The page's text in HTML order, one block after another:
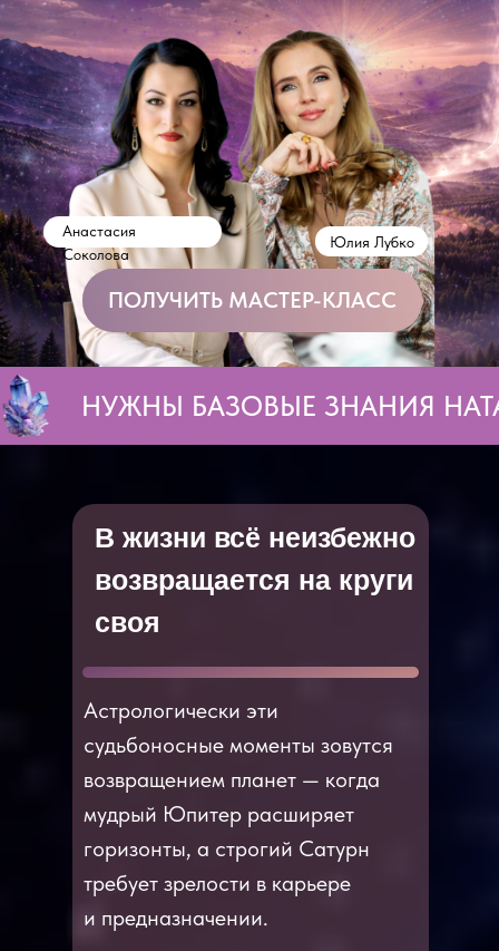
ПОЛУЧИТЬ МАСТЕР-КЛАСС
Анастасия
Соколова
Юлия Лубко
БАЗОВЫЕ ЗНАНИЯ
В жизни всё неизбежно
возвращается на круги
своя
Астрологически эти
судьбоносные моменты зовутся
возвращением планет — когда
мудрый Юпитер расширяет
горизонты, а строгий Сатурн
требует зрелости в карьере
и предназначении.